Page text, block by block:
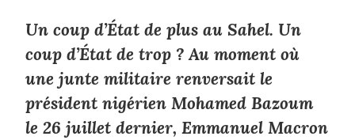
Un coup d’État de plus au Sahel. Un
coup d’État de trop ? Au moment où
une junte militaire renversait le
président nigérien Mohamed Bazoum
le 26 juillet dernier, Emmanuel Macron